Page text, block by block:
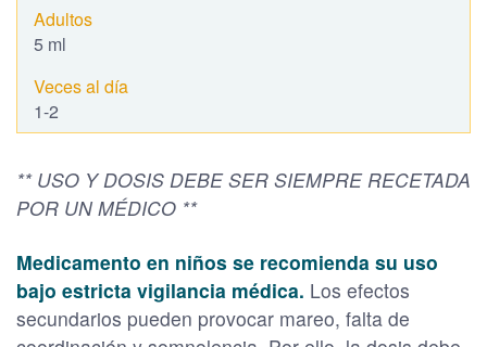
5 ml
1-2
** USO Y DOSIS DEBE SER SIEMPRE RECETADA
POR UN MÉDICO **
Medicamento en niños se recomienda su uso
bajo estricta vigilancia médica. Los efectos
secundarios pueden provocar mareo, falta de